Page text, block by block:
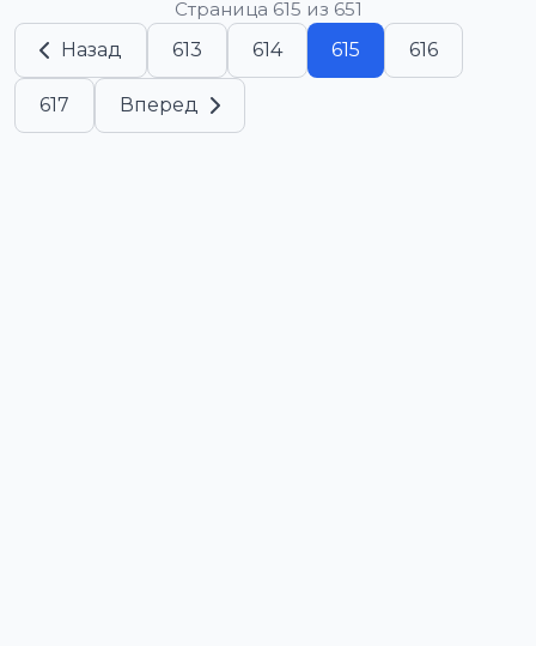
Страница 615 из 651
Назад
613 614 615 616
617 Вперед